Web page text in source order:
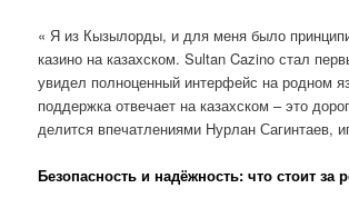
« Я из Кызылорды, и для меня было
казино на казахском. Sultan Cazino стал
увидел полноценный интерфейс на родном
поддержка отвечает на казахском – это
делится впечатлениями Нурлан Сагинтаев,
Безопасность и надёжность: что стоит за